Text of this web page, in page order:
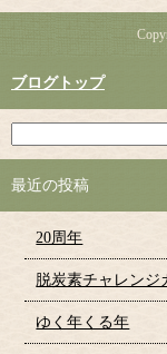
ブログトップ
最近の投稿
20周年
脱炭素チャレンジ
ゆく年くる年